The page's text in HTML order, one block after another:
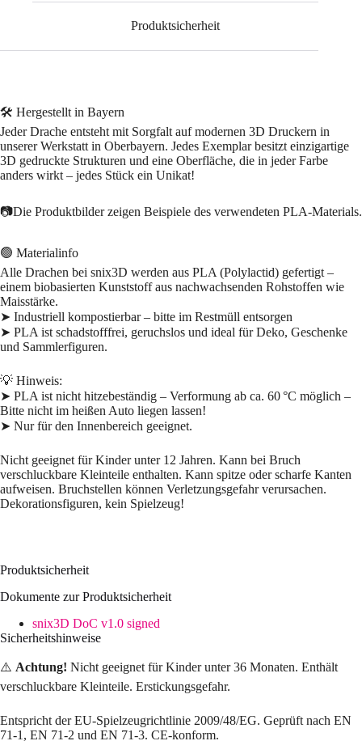
Produktsicherheit
🛠 Hergestellt in Bayern
Jeder Drache entsteht mit Sorgfalt auf modernen 3D Druckern in
unserer Werkstatt in Oberbayern. Jedes Exemplar besitzt einzigartige
3D gedruckte Strukturen und eine Oberfläche, die in jeder Farbe
anders wirkt – jedes Stück ein Unikat!
📷Die Produktbilder zeigen Beispiele des verwendeten PLA-Materials.
🟢 Materialinfo
Alle Drachen bei snix3D werden aus PLA (Polylactid) gefertigt –
einem biobasierten Kunststoff aus nachwachsenden Rohstoffen wie
Maisstärke.
➤ Industriell kompostierbar – bitte im Restmüll entsorgen
➤ PLA ist schadstofffrei, geruchslos und ideal für Deko, Geschenke
und Sammlerfiguren.
💡 Hinweis:
➤ PLA ist nicht hitzebeständig – Verformung ab ca. 60 °C möglich –
Bitte nicht im heißen Auto liegen lassen!
➤ Nur für den Innenbereich geeignet.
Nicht geeignet für Kinder unter 12 Jahren. Kann bei Bruch
verschluckbare Kleinteile enthalten. Kann spitze oder scharfe Kanten
aufweisen. Bruchstellen können Verletzungsgefahr verursachen.
Dekorationsfiguren, kein Spielzeug!
Produktsicherheit
Dokumente zur Produktsicherheit
snix3D DoC v1.0 signed
Sicherheitshinweise
⚠️ Achtung! Nicht geeignet für Kinder unter 36 Monaten. Enthält
verschluckbare Kleinteile. Erstickungsgefahr.
Entspricht der EU-Spielzeugrichtlinie 2009/48/EG. Geprüft nach EN
71-1, EN 71-2 und EN 71-3. CE-konform.